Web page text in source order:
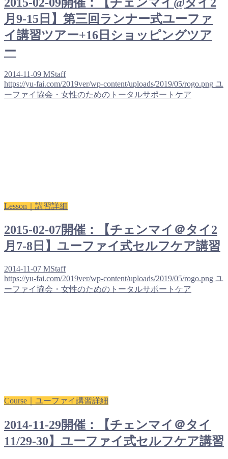
月9-15日】第三回ランナー式ユーファ
イ講習ツアー+16日ショッピングツア
ー
2014-11-09 MStaff
https://yu-fai.com/2019ver/wp-content/uploads/2019/05/rogo.png ユ
ーファイ協会・女性のためのトータルサポートケア
Lesson｜講習詳細
2015-02-07開催：【チェンマイ＠タイ2
月7-8日】ユーファイ式セルフケア講習
2014-11-07 MStaff
https://yu-fai.com/2019ver/wp-content/uploads/2019/05/rogo.png ユ
ーファイ協会・女性のためのトータルサポートケア
Course｜ユーファイ講習詳細
2014-11-29開催：【チェンマイ＠タイ
11/29-30】ユーファイ式セルフケア講習